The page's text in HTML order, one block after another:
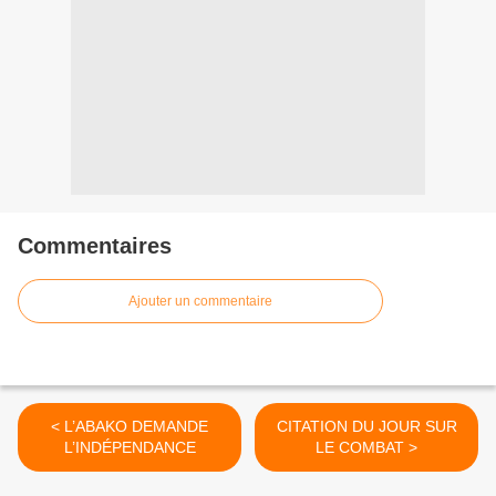
Commentaires
Ajouter un commentaire
< L’ABAKO DEMANDE
L’INDÉPENDANCE
CITATION DU JOUR SUR
LE COMBAT >